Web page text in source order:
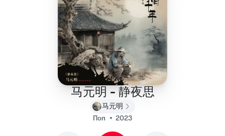
马元明 - 静夜思
马元明
Поп
2023